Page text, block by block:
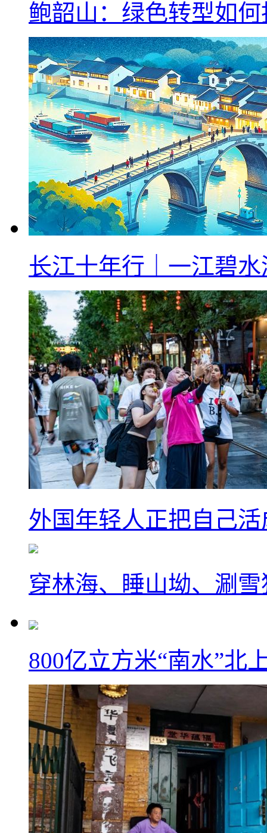
鲍韶山：绿色转型如
长江十年行｜一江碧
外国年轻人正把自己活
穿林海、睡山坳、涮
800亿立方米“南水”北